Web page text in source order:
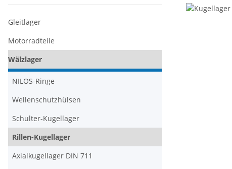
Gleitlager
Motorradteile
Wälzlager
NILOS-Ringe
Wellenschutzhülsen
Schulter-Kugellager
Rillen-Kugellager
Axialkugellager DIN 711